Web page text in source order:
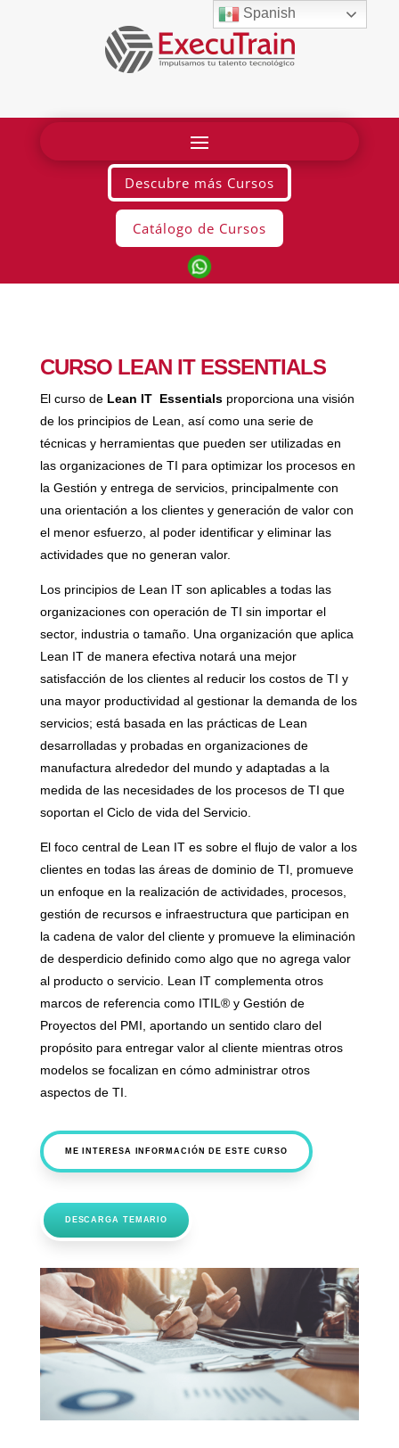
Descubre más Cursos
Catálogo de Cursos
CURSO LEAN IT ESSENTIALS
El curso de Lean IT Essentialsproporciona una visión
de los principios de Lean, así como una serie de
técnicas y herramientas que pueden ser utilizadas en
las organizaciones de TI para optimizar los procesos en
la Gestión y entrega de servicios, principalmente con
una orientación a los clientes y generación de valor con
el menor esfuerzo, al poder identificar y eliminar las
actividades que no generan valor.
Los principios de Lean IT son aplicables a todas las
organizaciones con operación de TI sin importar el
sector, industria o tamaño. Una organización que aplica
Lean IT de manera efectiva notará una mejor
satisfacción de los clientes al reducir los costos de TI y
una mayor productividad al gestionar la demanda de los
servicios; está basada en las prácticas de Lean
desarrolladas y probadas en organizaciones de
manufactura alrededor del mundo y adaptadas a la
medida de las necesidades de los procesos de TI que
soportan el Ciclo de vida del Servicio.
El foco central de Lean IT es sobre el flujo de valor a los
clientes en todas las áreas de dominio de TI, promueve
un enfoque en la realización de actividades, procesos,
gestión de recursos e infraestructura que participan en
la cadena de valor del cliente y promueve la eliminación
de desperdicio definido como algo que no agrega valor
al producto o servicio. Lean IT complementa otros
marcos de referencia como ITIL® y Gestión de
Proyectos del PMI, aportando un sentido claro del
propósito para entregar valor al cliente mientras otros
modelos se focalizan en cómo administrar otros
aspectos de TI.
ME INTERESA INFORMACIÓN DE ESTE CURSO
DESCARGA TEMARIO
Spanish